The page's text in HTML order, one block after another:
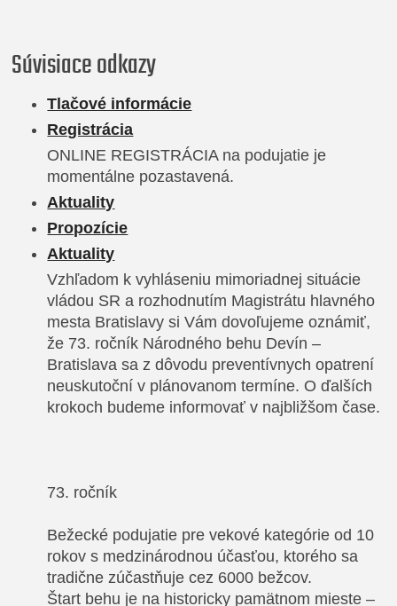
Súvisiace odkazy
Tlačové informácie
Registrácia
ONLINE REGISTRÁCIA na podujatie je
momentálne pozastavená.
Aktuality
Propozície
Aktuality
Vzhľadom k vyhláseniu mimoriadnej situácie
vládou SR a rozhodnutím Magistrátu hlavného
mesta Bratislavy si Vám dovoľujeme oznámiť,
že 73. ročník Národného behu Devín –
Bratislava sa z dôvodu preventívnych opatrení
neuskutoční v plánovanom termíne. O ďalších
krokoch budeme informovať v najbližšom čase.
73. ročník
Bežecké podujatie pre vekové kategórie od 10
rokov s medzinárodnou účasťou, ktorého sa
tradične zúčastňuje cez 6000 bežcov.
Štart behu je na historicky pamätnom mieste –